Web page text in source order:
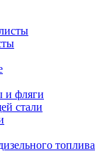
и фляги
стали
топлива